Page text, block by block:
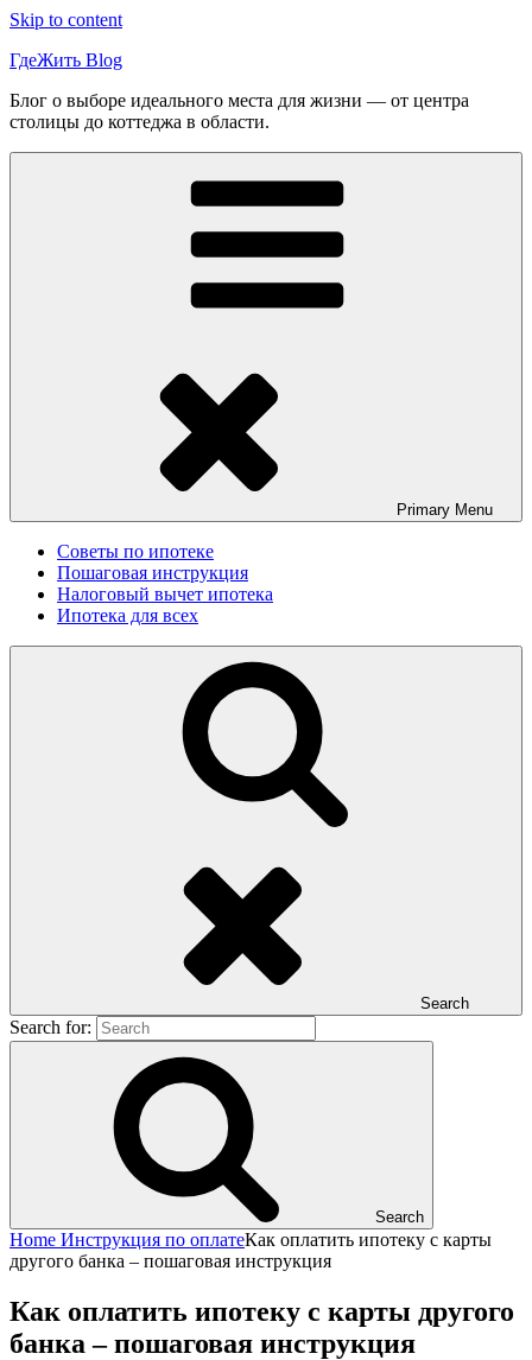
Skip to content
ГдеЖить Blog
Блог о выборе идеального места для жизни — от центра
столицы до коттеджа в области.
Primary Menu
Советы по ипотеке
Пошаговая инструкция
Налоговый вычет ипотека
Ипотека для всех
Search
Search for:
Search
Home Инструкция по оплатеКак оплатить ипотеку с карты
другого банка – пошаговая инструкция
Как оплатить ипотеку с карты другого
банка – пошаговая инструкция